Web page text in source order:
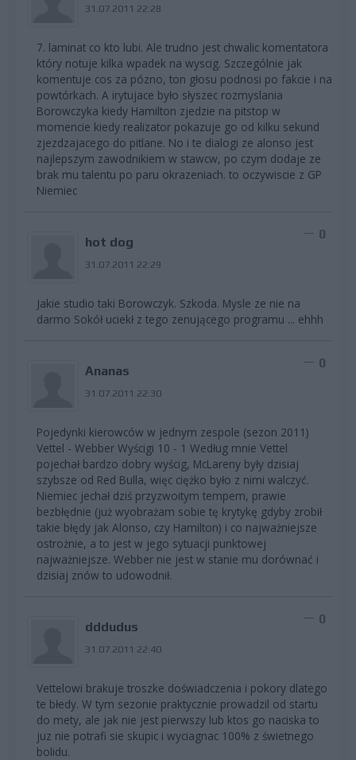
31.07.2011 22:28
7. laminat co kto lubi. Ale trudno jest chwalic komentatora
który notuje kilka wpadek na wyscig. Szczególnie jak
komentuje cos za pózno, ton głosu podnosi po fakcie i na
powtórkach. A irytujace było słyszec rozmyslania
Borowczyka kiedy Hamilton zjedzie na pitstop w
momencie kiedy realizator pokazuje go od kilku sekund
zjezdzajacego do pitlane. No i te dialogi ze alonso jest
najlepszym zawodnikiem w stawcw, po czym dodaje ze
brak mu talentu po paru okrazeniach. to oczywiscie z GP
Niemiec
hot dog
31.07.2011 22:29
0
Jakie studio taki Borowczyk. Szkoda. Mysle ze nie na
darmo Sokół uciekł z tego zenującego programu ... ehhh
Ananas
31.07.2011 22:30
0
Pojedynki kierowców w jednym zespole (sezon 2011)
Vettel - Webber Wyścigi 10 - 1 Według mnie Vettel
pojechał bardzo dobry wyścig, McLareny były dzisiaj
szybsze od Red Bulla, więc ciężko było z nimi walczyć.
Niemiec jechał dziś przyzwoitym tempem, prawie
bezbłędnie (już wyobrażam sobie tę krytykę gdyby zrobił
takie błędy jak Alonso, czy Hamilton) i co najważniejsze
ostrożnie, a to jest w jego sytuacji punktowej
najważniejsze. Webber nie jest w stanie mu dorównać i
dzisiaj znów to udowodnił.
dddudus
31.07.2011 22:40
0
Vettelowi brakuje troszke doświadczenia i pokory dlatego
te błedy. W tym sezonie praktycznie prowadzil od startu
do mety, ale jak nie jest pierwszy lub ktos go naciska to
juz nie potrafi sie skupic i wyciagnac 100% z świetnego
bolidu.